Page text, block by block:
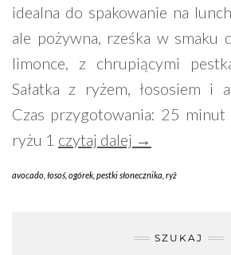
idealna do spakowanie na
ale pożywna, rześka w smaku
limonce, z chrupiącymi
Sałatka z ryżem, łososiem i
Czas przygotowania: 25 minut
ryżu 1 czytaj dalej →
avocado łosoś ogórek pestki słonecznika ryż
SZUKAJ